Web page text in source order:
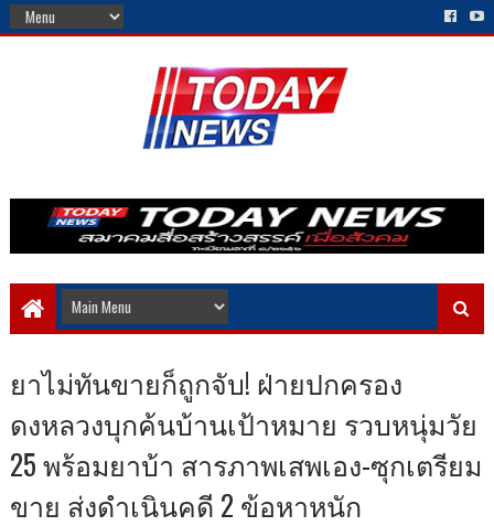
ยาไม่ทันขายก็ถูกจับ! ฝ่ายปกครอง
ดงหลวงบุกค้นบ้านเป้าหมาย รวบหนุ่มวัย
25 พร้อมยาบ้า สารภาพเสพเอง-ซุกเตรียม
ขาย ส่งดำเนินคดี 2 ข้อหาหนัก